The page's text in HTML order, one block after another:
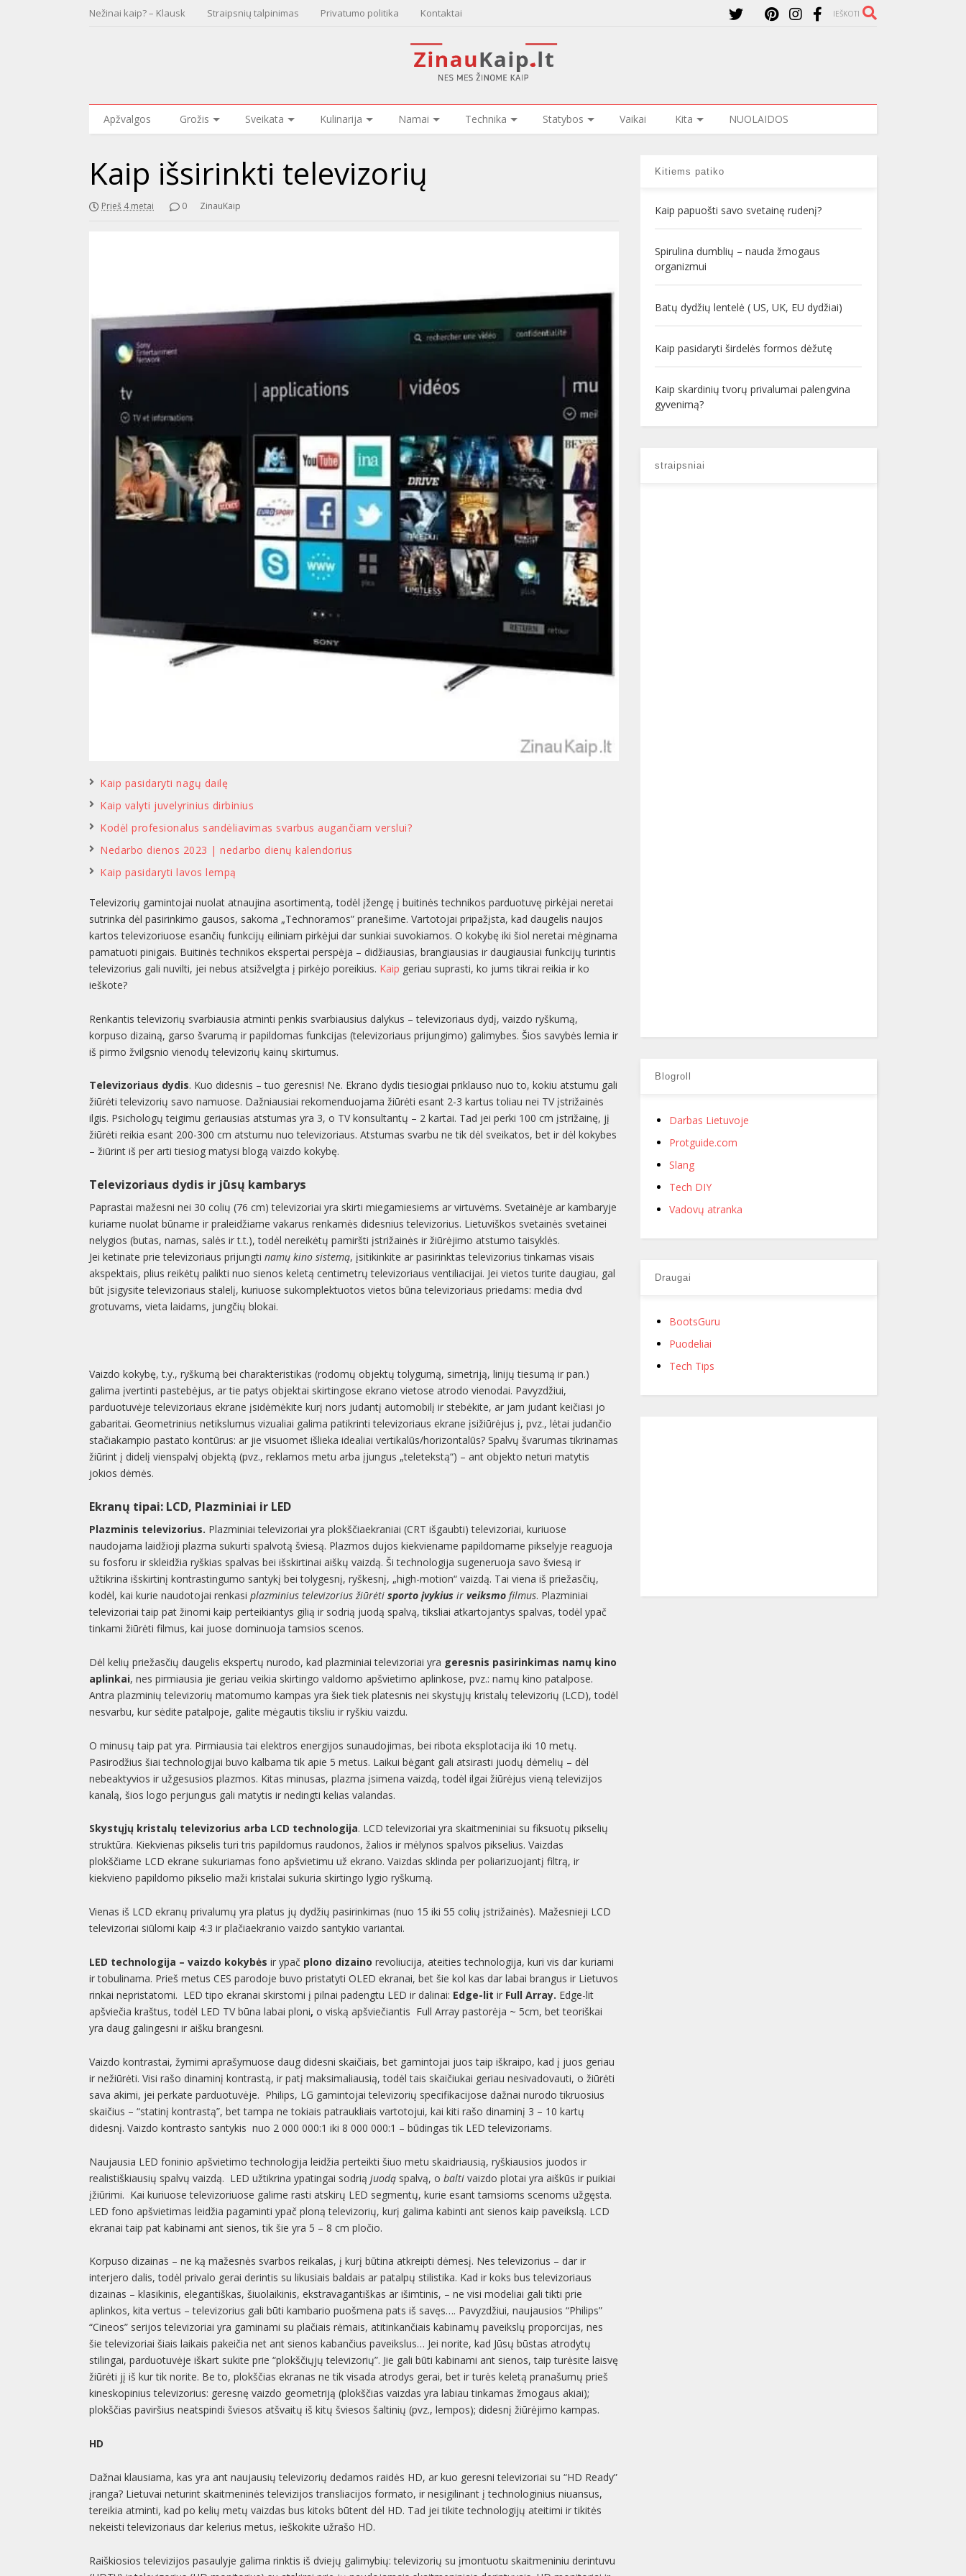
Nežinai kaip? – Klausk Straipsnių talpinimas Privatumo politika Kontaktai IEŠKOTI
Apžvalgos Grožis Sveikata Kulinarija Namai Technika Statybos Vaikai Kita NUOLAIDOS
Kaip išsirinkti televizorių
Prieš 4 metai 0 ZinauKaip
Kaip pasidaryti nagų dailę
Kaip valyti juvelyrinius dirbinius
Kodėl profesionalus sandėliavimas svarbus augančiam verslui?
Nedarbo dienos 2023 | nedarbo dienų kalendorius
Kaip pasidaryti lavos lempą
Televizorių gamintojai nuolat atnaujina asortimentą, todėl įžengę į buitinės technikos parduotuvę pirkėjai neretai
sutrinka dėl pasirinkimo gausos, sakoma „Technoramos” pranešime. Vartotojai pripažįsta, kad daugelis naujos
kartos televizoriuose esančių funkcijų eiliniam pirkėjui dar sunkiai suvokiamos. O kokybę iki šiol neretai mėginama
pamatuoti pinigais. Buitinės technikos ekspertai perspėja – didžiausias, brangiausias ir daugiausiai funkcijų turintis
televizorius gali nuvilti, jei nebus atsižvelgta į pirkėjo poreikius. Kaip geriau suprasti, ko jums tikrai reikia ir ko
ieškote?
Renkantis televizorių svarbiausia atminti penkis svarbiausius dalykus – televizoriaus dydį, vaizdo ryškumą,
korpuso dizainą, garso švarumą ir papildomas funkcijas (televizoriaus prijungimo) galimybes. Šios savybės lemia ir
iš pirmo žvilgsnio vienodų televizorių kainų skirtumus.
Televizoriaus dydis. Kuo didesnis – tuo geresnis! Ne. Ekrano dydis tiesiogiai priklauso nuo to, kokiu atstumu gali
žiūrėti televizorių savo namuose. Dažniausiai rekomenduojama žiūrėti esant 2-3 kartus toliau nei TV įstrižainės
ilgis. Psichologų teigimu geriausias atstumas yra 3, o TV konsultantų – 2 kartai. Tad jei perki 100 cm įstrižainę, jį
žiūrėti reikia esant 200-300 cm atstumu nuo televizoriaus. Atstumas svarbu ne tik dėl sveikatos, bet ir dėl kokybes
– žiūrint iš per arti tiesiog matysi blogą vaizdo kokybę.
Televizoriaus dydis ir jūsų kambarys
Paprastai mažesni nei 30 colių (76 cm) televizoriai yra skirti miegamiesiems ar virtuvėms. Svetainėje ar kambaryje
kuriame nuolat būname ir praleidžiame vakarus renkamės didesnius televizorius. Lietuviškos svetainės svetainei
nelygios (butas, namas, salės ir t.t.), todėl nereikėtų pamiršti įstrižainės ir žiūrėjimo atstumo taisyklės.
Jei ketinate prie televizoriaus prijungtinamų kino sistemą, įsitikinkite ar pasirinktas televizorius tinkamas visais
akspektais, plius reikėtų palikti nuo sienos keletą centimetrų televizoriaus ventiliacijai. Jei vietos turite daugiau, gal
būt įsigysite televizoriaus stalelį, kuriuose sukomplektuotos vietos būna televizoriaus priedams: media dvd
grotuvams, vieta laidams, jungčių blokai.
Vaizdo kokybę, t.y., ryškumą bei charakteristikas (rodomų objektų tolygumą, simetriją, linijų tiesumą ir pan.)
galima įvertinti pastebėjus, ar tie patys objektai skirtingose ekrano vietose atrodo vienodai. Pavyzdžiui,
parduotuvėje televizoriaus ekrane įsidėmėkite kurį nors judantį automobilį ir stebėkite, ar jam judant keičiasi jo
gabaritai. Geometrinius netikslumus vizualiai galima patikrinti televizoriaus ekrane įsižiūrėjus į, pvz., lėtai judančio
stačiakampio pastato kontūrus: ar jie visuomet išlieka idealiai vertikalūs/horizontalūs? Spalvų švarumas tikrinamas
žiūrint į didelį vienspalvį objektą (pvz., reklamos metu arba įjungus „teletekstą“) – ant objekto neturi matytis
jokios dėmės.
Ekranų tipai: LCD, Plazminiai ir LED
Plazminis televizorius. Plazminiai televizoriai yra plokščiaekraniai (CRT išgaubti) televizoriai, kuriuose
naudojama laidžioji plazma sukurti spalvotą šviesą. Plazmos dujos kiekviename papildomame pikselyje reaguoja
su fosforu ir skleidžia ryškias spalvas bei išskirtinai aiškų vaizdą. Ši technologija sugeneruoja savo šviesą ir
užtikrina išskirtinį kontrastingumo santykį bei tolygesnį, ryškesnį, „high-motion“ vaizdą. Tai viena iš priežasčių,
kodėl, kai kurie naudotojai renkasiplazminius televizorius žiūrėtisporto įvykiusirveiksmofilmus. Plazminiai
televizoriai taip pat žinomi kaip perteikiantys gilią ir sodrią juodą spalvą, tiksliai atkartojantys spalvas, todėl ypač
tinkami žiūrėti filmus, kai juose dominuoja tamsios scenos.
Dėl kelių priežasčių daugelis ekspertų nurodo, kad plazminiai televizoriai yra geresnis pasirinkimas namų kino
aplinkai, nes pirmiausia jie geriau veikia skirtingo valdomo apšvietimo aplinkose, pvz.: namų kino patalpose.
Antra plazminių televizorių matomumo kampas yra šiek tiek platesnis nei skystųjų kristalų televizorių (LCD), todėl
nesvarbu, kur sėdite patalpoje, galite mėgautis tiksliu ir ryškiu vaizdu.
O minusų taip pat yra. Pirmiausia tai elektros energijos sunaudojimas, bei ribota eksplotacija iki 10 metų.
Pasirodžius šiai technologijai buvo kalbama tik apie 5 metus. Laikui bėgant gali atsirasti juodų dėmelių – dėl
nebeaktyvios ir užgesusios plazmos. Kitas minusas, plazma įsimena vaizdą, todėl ilgai žiūrėjus vieną televizijos
kanalą, šios logo perjungus gali matytis ir nedingti kelias valandas.
Skystųjų kristalų televizorius arba LCD technologija. LCD televizoriai yra skaitmeniniai su fiksuotų pikselių
struktūra. Kiekvienas pikselis turi tris papildomus raudonos, žalios ir mėlynos spalvos pikselius. Vaizdas
plokščiame LCD ekrane sukuriamas fono apšvietimu už ekrano. Vaizdas sklinda per poliarizuojantį filtrą, ir
kiekvieno papildomo pikselio maži kristalai sukuria skirtingo lygio ryškumą.
Vienas iš LCD ekranų privalumų yra platus jų dydžių pasirinkimas (nuo 15 iki 55 colių įstrižainės). Mažesnieji LCD
televizoriai siūlomi kaip 4:3 ir plačiaekranio vaizdo santykio variantai.
LED technologija – vaizdo kokybės ir ypač plono dizaino revoliucija, ateities technologija, kuri vis dar kuriami
ir tobulinama. Prieš metus CES parodoje buvo pristatyti OLED ekranai, bet šie kol kas dar labai brangus ir Lietuvos
rinkai nepristatomi. LED tipo ekranai skirstomi į pilnai padengtu LED ir dalinai: Edge-lit ir Full Array. Edge-lit
apšviečia kraštus, todėl LED TV būna labai ploni,o viską apšviečiantis Full Array pastorėja ~ 5cm, bet teoriškai
yra daug galingesni ir aišku brangesni.
Vaizdo kontrastai, žymimi aprašymuose daug didesni skaičiais, bet gamintojai juos taip iškraipo, kad į juos geriau
ir nežiūrėti. Visi rašo dinaminį kontrastą, ir patį maksimaliausią, todėl tais skaičiukai geriau nesivadovauti, o žiūrėti
sava akimi, jei perkate parduotuvėje. Philips, LG gamintojai televizorių specifikacijose dažnai nurodo tikruosius
skaičius – “statinį kontrastą”, bet tampa ne tokiais patraukliais vartotojui, kai kiti rašo dinaminį 3 – 10 kartų
didesnį. Vaizdo kontrasto santykis nuo 2 000 000:1 iki 8 000 000:1 – būdingas tik LED televizoriams.
Naujausia LED foninio apšvietimo technologija leidžia perteikti šiuo metu skaidriausią, ryškiausios juodos ir
realistiškiausių spalvų vaizdą. LED užtikrina ypatingai sodriąjuodą spalvą, obaltivaizdo plotai yra aiškūs ir puikiai
įžiūrimi. Kai kuriuose televizoriuose galime rasti atskirų LED segmentų, kurie esant tamsioms scenoms užgęsta.
LED fono apšvietimas leidžia pagaminti ypač ploną televizorių, kurį galima kabinti ant sienos kaip paveikslą. LCD
ekranai taip pat kabinami ant sienos, tik šie yra 5 – 8 cm pločio.
Korpuso dizainas – ne ką mažesnės svarbos reikalas, į kurį būtina atkreipti dėmesį. Nes televizorius – dar ir
interjero dalis, todėl privalo gerai derintis su likusiais baldais ar patalpų stilistika. Kad ir koks bus televizoriaus
dizainas – klasikinis, elegantiškas, šiuolaikinis, ekstravagantiškas ar išimtinis, – ne visi modeliai gali tikti prie
aplinkos, kita vertus – televizorius gali būti kambario puošmena pats iš savęs…. Pavyzdžiui, naujausios “Philips”
“Cineos” serijos televizoriai yra gaminami su plačiais rėmais, atitinkančiais kabinamų paveikslų proporcijas, nes
šie televizoriai šiais laikais pakeičia net ant sienos kabančius paveikslus… Jei norite, kad Jūsų būstas atrodytų
stilingai, parduotuvėje iškart sukite prie “plokščiųjų televizorių”. Jie gali būti kabinami ant sienos, taip turėsite laisvę
žiūrėti jį iš kur tik norite. Be to, plokščias ekranas ne tik visada atrodys gerai, bet ir turės keletą pranašumų prieš
kineskopinius televizorius: geresnę vaizdo geometriją (plokščias vaizdas yra labiau tinkamas žmogaus akiai);
plokščias paviršius neatspindi šviesos atšvaitų iš kitų šviesos šaltinių (pvz., lempos); didesnį žiūrėjimo kampas.
HD
Dažnai klausiama, kas yra ant naujausių televizorių dedamos raidės HD, ar kuo geresni televizoriai su “HD Ready”
įranga? Lietuvai neturint skaitmeninės televizijos transliacijos formato, ir nesigilinant į technologinius niuansus,
tereikia atminti, kad po kelių metų vaizdas bus kitoks būtent dėl HD. Tad jei tikite technologijų ateitimi ir tikitės
nekeisti televizoriaus dar kelerius metus, ieškokite užrašo HD.
Raiškiosios televizijos pasaulyje galima rinktis iš dviejų galimybių: televizorių su įmontuotu skaitmeniniu derintuvu
Kitiems patiko
Kaip papuošti savo svetainę rudenį?
Spirulina dumblių – nauda žmogaus
organizmui
Batų dydžių lentelė ( US, UK, EU dydžiai)
Kaip pasidaryti širdelės formos dėžutę
Kaip skardinių tvorų privalumai palengvina
gyvenimą?
straipsniai
Blogroll
Darbas Lietuvoje
Protguide.com
Slang
Tech DIY
Vadovų atranka
Draugai
BootsGuru
Puodeliai
Tech Tips